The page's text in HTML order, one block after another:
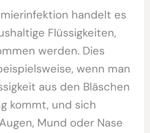
handelt es
Flüssigkeiten,
werden. Dies
wenn man
aus den Bläschen
kommt, und sich
Mund oder Nase